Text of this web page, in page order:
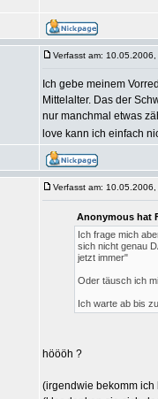
Verfasst am: 10.05.2006,
Ich gebe meinem
Mittelalter. Das der
nur manchmal etwas
love kann ich einfach
Verfasst am: 10.05.2006,
Anonymous hat
Ich frage mich
sich nicht genau
jetzt immer"
Oder täusch ich
Ich warte ab bis
höööh ?
(irgendwie bekomm ich